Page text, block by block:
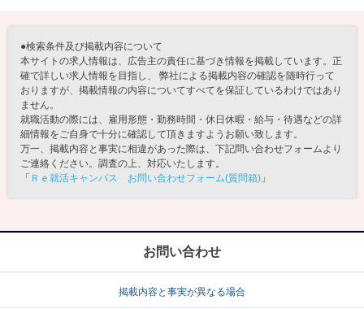
あなたに合う仕事を診断！ 動画で対策講座をチェック
就活ニュースペーパー
就活時事ニュースを更新
よくある質問
不明点があればこちら
●検索条件及び掲載内容について
本サイトの求人情報は、広告主の責任に基づき情報を掲載しています。正
確で詳しい求人情報を目指し、 弊社による掲載内容の確認を随時行って
おりますが、掲載情報の内容についてすべてを保証しているわけではあり
ません。
就職活動の際には、雇用形態・勤務時間・休日休暇・給与・待遇などの詳
細情報をご自身で十分に確認して頂きますようお願い致します。
万一、掲載内容と事実に相違があった際は、下記問い合わせフォームより
ご連絡ください。調査の上、対応いたします。
「 Ｒｅ就活キャンパス お問い合わせフォーム(質問箱) 」
お問い合わせ
掲載内容と事実が異なる場合